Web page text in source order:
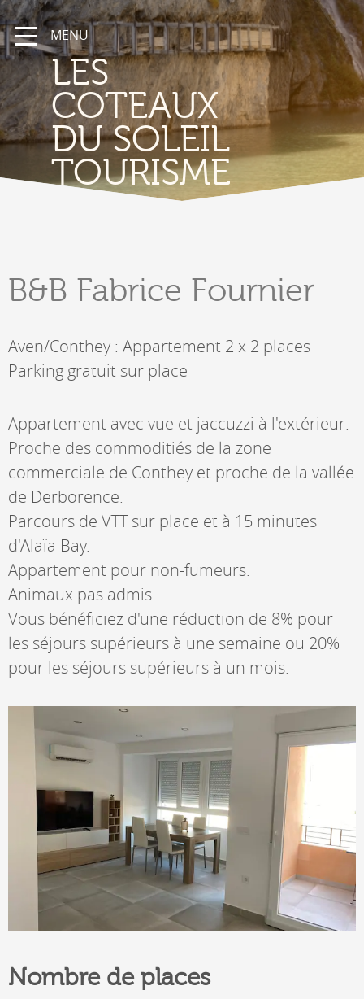
MENU
LES
COTEAUX
DU SOLEIL
TOURISME
B&B Fabrice Fournier
Aven/Conthey : Appartement 2 x 2 places
Parking gratuit sur place
Appartement avec vue et jaccuzzi à l'extérieur.
Proche des commoditiés de la zone
commerciale de Conthey et proche de la vallée
de Derborence.
Parcours de VTT sur place et à 15 minutes
d'Alaïa Bay.
Appartement pour non-fumeurs.
Animaux pas admis.
Vous bénéficiez d'une réduction de 8% pour
les séjours supérieurs à une semaine ou 20%
pour les séjours supérieurs à un mois.
Nombre de places